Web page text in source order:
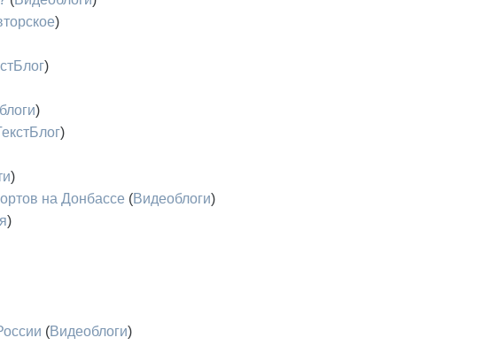
)
)
)
)
)
на Донбассе (Видеоблоги)
)
(Видеоблоги)